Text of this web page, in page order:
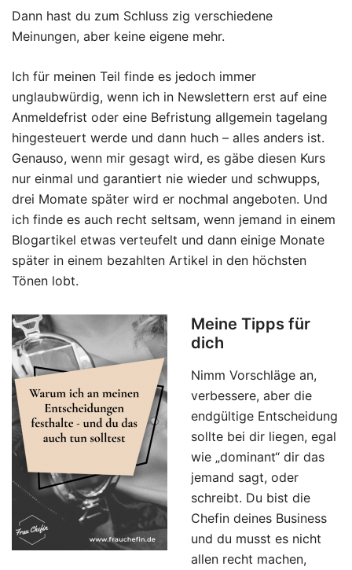
Dann hast du zum Schluss zig verschiedene
Meinungen, aber keine eigene mehr.
Ich für meinen Teil finde es jedoch immer
unglaubwürdig, wenn ich in Newslettern erst auf eine
Anmeldefrist oder eine Befristung allgemein tagelang
hingesteuert werde und dann huch – alles anders ist.
Genauso, wenn mir gesagt wird, es gäbe diesen Kurs
nur einmal und garantiert nie wieder und schwupps,
drei Momate später wird er nochmal angeboten. Und
ich finde es auch recht seltsam, wenn jemand in einem
Blogartikel etwas verteufelt und dann einige Monate
später in einem bezahlten Artikel in den höchsten
Tönen lobt.
Meine Tipps für
dich
Nimm Vorschläge an,
verbessere, aber die
endgültige Entscheidung
sollte bei dir liegen, egal
wie „dominant“ dir das
jemand sagt, oder
schreibt. Du bist die
Chefin deines Business
und du musst es nicht
allen recht machen,